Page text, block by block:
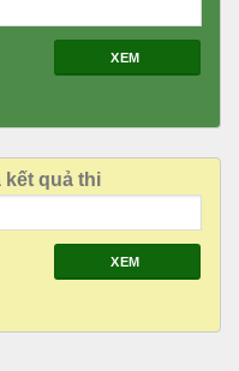
XEM
kết quả thi
XEM